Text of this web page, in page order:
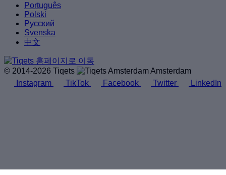
Português
Polski
Русский
Svenska
中文
© 2014-2026 Tiqets
Amsterdam
Instagram
TikTok Facebook Twitter LinkedIn